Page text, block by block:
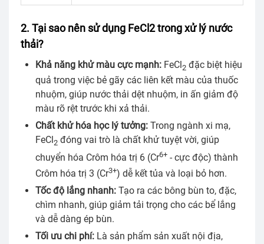
2. Tại sao nên sử dụng FeCl2 trong xử lý nước
thải?
Khả năng khử màu cực mạnh: FeCl2 đặc biệt hiệu
quả trong việc bẻ gãy các liên kết màu của thuốc
nhuộm, giúp nước thải dệt nhuộm, in ấn giảm độ
màu rõ rệt trước khi xả thải.
Chất khử hóa học lý tưởng: Trong ngành xi mạ,
FeCl 2 đóng vai trò là chất khử tuyệt vời, giúp
chuyển hóa Crôm hóa trị 6 (Cr6+ - cực độc) thành
Crôm hóa trị 3 (Cr3+) dễ kết tủa và loại bỏ hơn.
Tốc độ lắng nhanh: Tạo ra các bông bùn to, đặc,
chìm nhanh, giúp giảm tải trọng cho các bể lắng
và dễ dàng ép bùn.
Tối ưu chi phí: Là sản phẩm sản xuất nội địa,